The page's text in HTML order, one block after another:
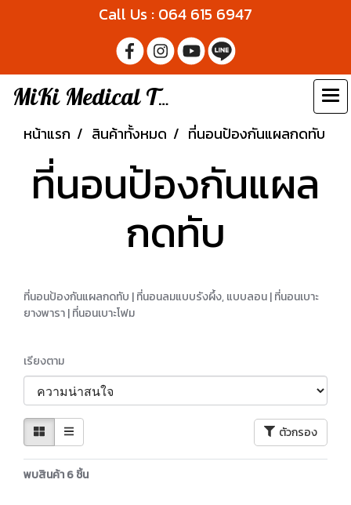
Call Us : 064 615 6947
MiKi Medical Thailand
หน้าแรก สินค้าทั้งหมด ที่นอนป้องกันแผลกดทับ
ที่นอนป้องกันแผล
กดทับ
ที่นอนป้องกันแผลกดทับ | ที่นอนลมแบบรังผึ้ง, แบบลอน | ที่นอนเบาะ
ยางพารา | ที่นอนเบาะโฟม
เรียงตาม
ตัวกรอง
พบสินค้า 6 ชิ้น